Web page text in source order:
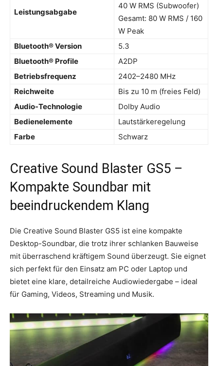
Leistungsabgabe
40 W RMS (Subwoofer)
Gesamt: 80 W RMS / 160
W Peak
Bluetooth® Version
5.3
Bluetooth® Profile
A2DP
Betriebsfrequenz
2402–2480 MHz
Reichweite
Bis zu 10 m (freies Feld)
Audio-Technologie
Dolby Audio
Bedienelemente
Lautstärkeregelung
Farbe
Schwarz
Creative Sound Blaster GS5 –
Kompakte Soundbar mit
beeindruckendem Klang
Die Creative Sound Blaster GS5 ist eine kompakte
Desktop-Soundbar, die trotz ihrer schlanken Bauweise
mit überraschend kräftigem Sound überzeugt. Sie eignet
sich perfekt für den Einsatz am PC oder Laptop und
bietet eine klare, detailreiche Audiowiedergabe – ideal
für Gaming, Videos, Streaming und Musik.